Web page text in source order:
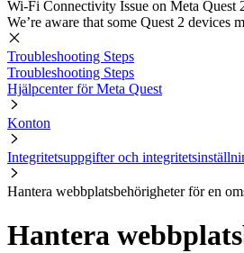
Wi-Fi Connectivity Issue on Meta Quest
We’re aware that some Quest 2
Troubleshooting Steps
Troubleshooting Steps
Hjälpcenter för Meta Quest
Konton
Integritetsuppgifter och
Hantera webbplatsbehörigheter för en
Hantera